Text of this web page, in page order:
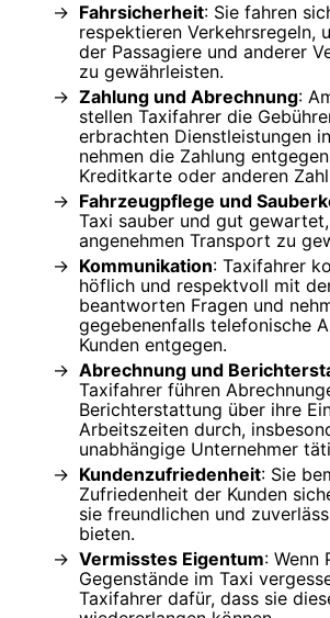
Fahrsicherheit: Sie fahren
respektieren Verkehrsregeln,
der Passagiere und anderer
zu gewährleisten.
Zahlung und Abrechnung:
stellen Taxifahrer die
erbrachten Dienstleistungen
nehmen die Zahlung
Kreditkarte oder anderen
Fahrzeugpflege und
Taxi sauber und gut
angenehmen Transport zu
Kommunikation: Taxifahrer
höflich und respektvoll mit
beantworten Fragen und
gegebenenfalls telefonische
Kunden entgegen.
Abrechnung und
Taxifahrer führen
Berichterstattung über ihre
Arbeitszeiten durch,
unabhängige Unternehmer
Kundenzufriedenheit: Sie
Zufriedenheit der Kunden
sie freundlichen und
bieten.
Vermisstes Eigentum: Wenn
Gegenstände im Taxi
Taxifahrer dafür, dass sie